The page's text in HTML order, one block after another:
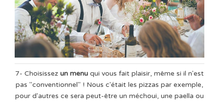
7- Choisissez un menu qui vous fait plaisir, même si il n'est
pas "conventionnel" ! Nous c'était les pizzas par exemple,
pour d'autres ce sera peut-être un méchoui, une paella ou